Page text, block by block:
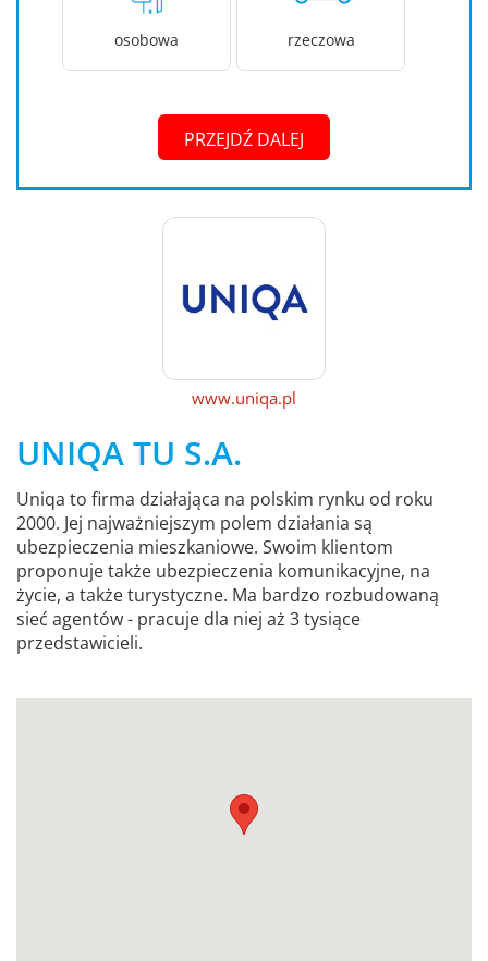
osobowa rzeczowa
PRZEJDŹ DALEJ
www.uniqa.pl
UNIQA TU S.A.
Uniqa to firma działająca na polskim rynku od roku
2000. Jej najważniejszym polem działania są
ubezpieczenia mieszkaniowe. Swoim klientom
proponuje także ubezpieczenia komunikacyjne, na
życie, a także turystyczne. Ma bardzo rozbudowaną
sieć agentów - pracuje dla niej aż 3 tysiące
przedstawicieli.